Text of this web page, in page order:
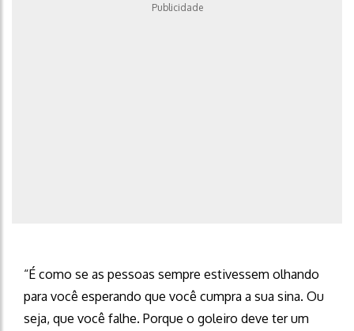
Publicidade
“É como se as pessoas sempre estivessem olhando
para você esperando que você cumpra a sua sina. Ou
seja, que você falhe. Porque o goleiro deve ter um